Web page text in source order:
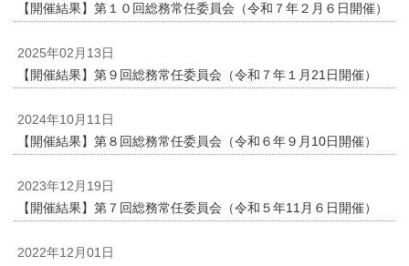
【開催結果】第１０回総務常任委員会（令和７年２月６日開催）
2025年02月13日
【開催結果】第９回総務常任委員会（令和７年１月21日開催）
2024年10月11日
【開催結果】第８回総務常任委員会（令和６年９月10日開催）
2023年12月19日
【開催結果】第７回総務常任委員会（令和５年11月６日開催）
2022年12月01日